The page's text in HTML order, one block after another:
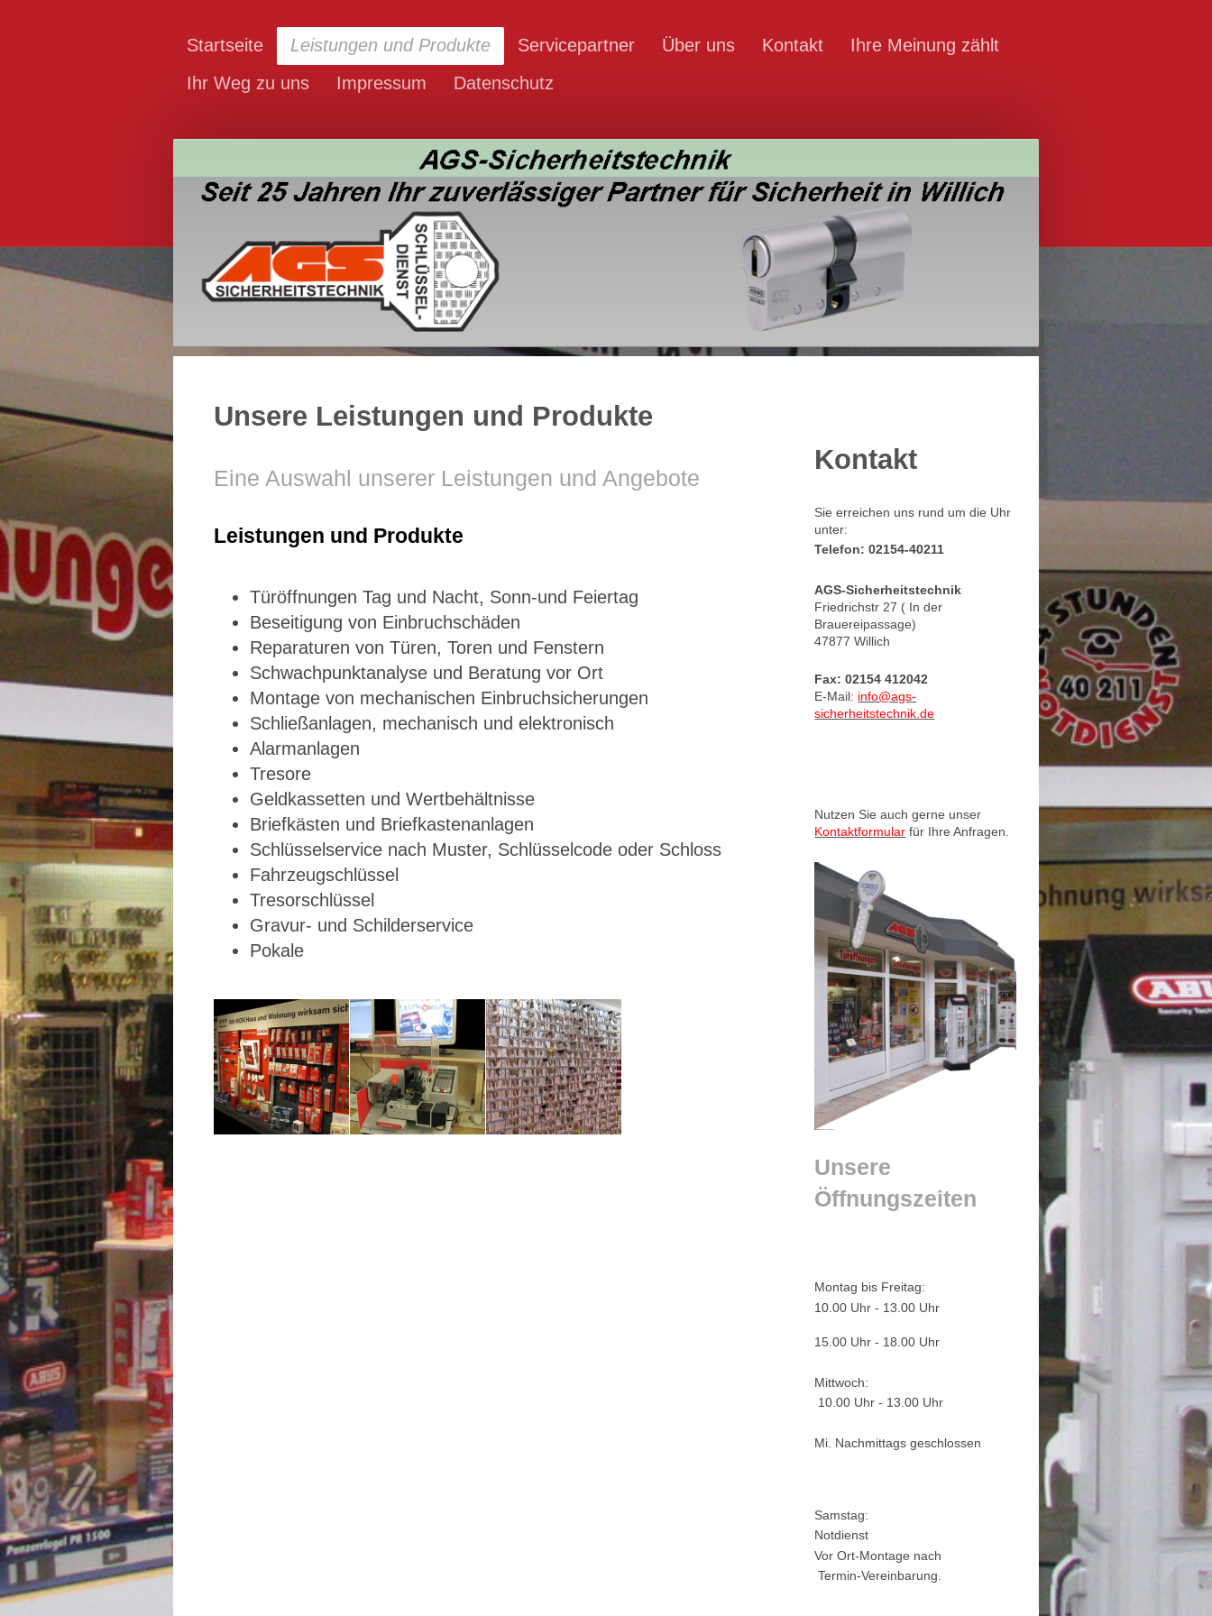
Startseite Leistungen und Produkte Servicepartner Über uns Kontakt
Ihre Meinung zählt
Ihr Weg zu uns
Impressum Datenschutz
Unsere Leistungen und Produkte
Eine Auswahl unserer Leistungen und Angebote
Leistungen und Produkte
Türöffnungen Tag und Nacht, Sonn-und Feiertag
Beseitigung von Einbruchschäden
Reparaturen von Türen, Toren und Fenstern
Schwachpunktanalyse und Beratung vor Ort
Montage von mechanischen Einbruchsicherungen
Schließanlagen, mechanisch und elektronisch
Alarmanlagen
Tresore
Geldkassetten und Wertbehältnisse
Briefkästen und Briefkastenanlagen
Schlüsselservice nach Muster, Schlüsselcode oder Schloss
Fahrzeugschlüssel
Tresorschlüssel
Gravur- und Schilderservice
Pokale
Kontakt
Sie erreichen uns rund um die Uhr
unter:
Telefon: 02154-40211
AGS-Sicherheitstechnik
Friedrichstr 27 ( In der
Brauereipassage)
47877 Willich
Fax: 02154 412042
E-Mail: info@ags-
sicherheitstechnik.de
Nutzen Sie auch gerne unser
Kontaktformular für Ihre Anfragen.
Unsere
Öffnungszeiten
Montag bis Freitag:
10.00 Uhr - 13.00 Uhr
15.00 Uhr - 18.00 Uhr
Mittwoch:
10.00 Uhr - 13.00 Uhr
Mi. Nachmittags geschlossen
Samstag:
Notdienst
Vor Ort-Montage nach
Termin-Vereinbarung.